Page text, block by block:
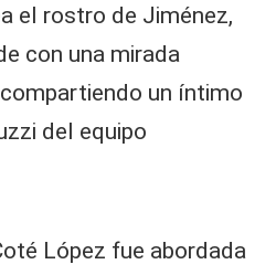
el rostro de Jiménez,
con una mirada
un íntimo
del equipo
López fue abordada